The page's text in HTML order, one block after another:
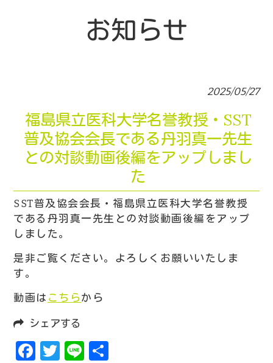
お知らせ
2025/05/27
福島県立医科大学名誉教授・SST
普及協会会長である丹羽真一先生
との対談動画後編をアップしまし
た
SST普及協会会長・福島県立医科大学名誉教授
である丹羽真一先生との対談動画後編をアップ
しました。
是非ご覧ください。よろしくお願いいたしま
す。
動画は こちらから
シェアする
Facebook
Twitter
Line